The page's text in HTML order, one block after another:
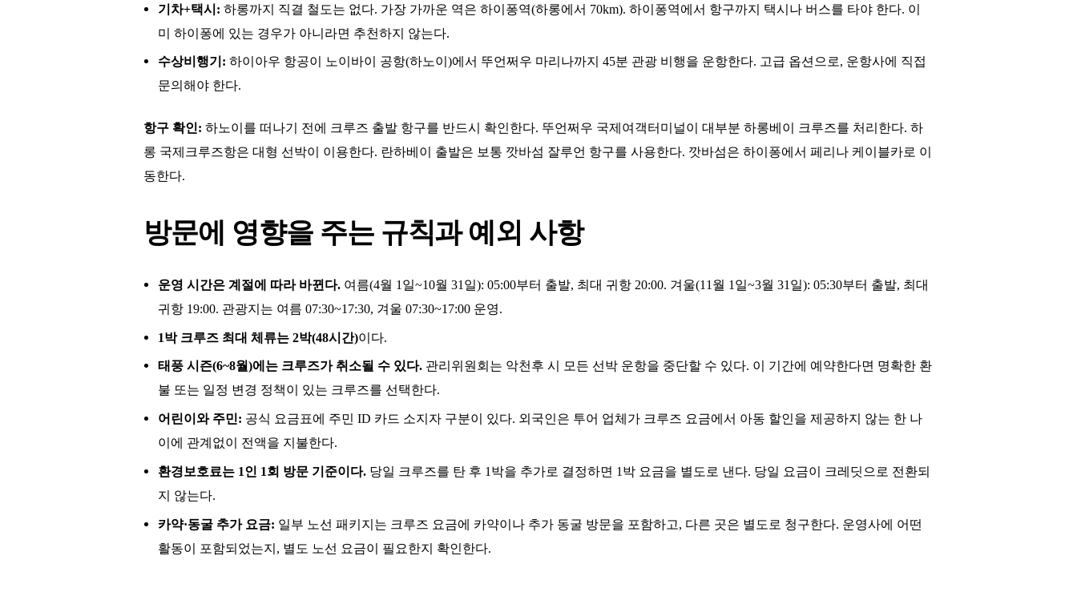
기차+택시: 하롱까지 직결 철도는 없다. 가장 가까운 역은 하이퐁역(하롱에서 70km). 하이퐁역에서 항구까지 택시나 버스를 타야 한다. 이
미 하이퐁에 있는 경우가 아니라면 추천하지 않는다.
수상비행기: 하이아우 항공이 노이바이 공항(하노이)에서 뚜언쩌우 마리나까지 45분 관광 비행을 운항한다. 고급 옵션으로, 운항사에 직접
문의해야 한다.
항구 확인: 하노이를 떠나기 전에 크루즈 출발 항구를 반드시 확인한다. 뚜언쩌우 국제여객터미널이 대부분 하롱베이 크루즈를 처리한다. 하
롱 국제크루즈항은 대형 선박이 이용한다. 란하베이 출발은 보통 깟바섬 잘루언 항구를 사용한다. 깟바섬은 하이퐁에서 페리나 케이블카로 이
동한다.
방문에 영향을 주는 규칙과 예외 사항
운영 시간은 계절에 따라 바뀐다.여름(4월 1일~10월 31일): 05:00부터 출발, 최대 귀항 20:00. 겨울(11월 1일~3월 31일): 05:30부터 출발, 최대
귀항 19:00. 관광지는 여름 07:30~17:30, 겨울 07:30~17:00 운영.
1박 크루즈 최대 체류는 2박(48시간)이다.
태풍 시즌(6~8월)에는 크루즈가 취소될 수 있다.관리위원회는 악천후 시 모든 선박 운항을 중단할 수 있다. 이 기간에 예약한다면 명확한 환
불 또는 일정 변경 정책이 있는 크루즈를 선택한다.
어린이와 주민: 공식 요금표에 주민 ID 카드 소지자 구분이 있다. 외국인은 투어 업체가 크루즈 요금에서 아동 할인을 제공하지 않는 한 나
이에 관계없이 전액을 지불한다.
환경보호료는 1인 1회 방문 기준이다.당일 크루즈를 탄 후 1박을 추가로 결정하면 1박 요금을 별도로 낸다. 당일 요금이 크레딧으로 전환되
지 않는다.
카약·동굴 추가 요금: 일부 노선 패키지는 크루즈 요금에 카약이나 추가 동굴 방문을 포함하고, 다른 곳은 별도로 청구한다. 운영사에 어떤
활동이 포함되었는지, 별도 노선 요금이 필요한지 확인한다.